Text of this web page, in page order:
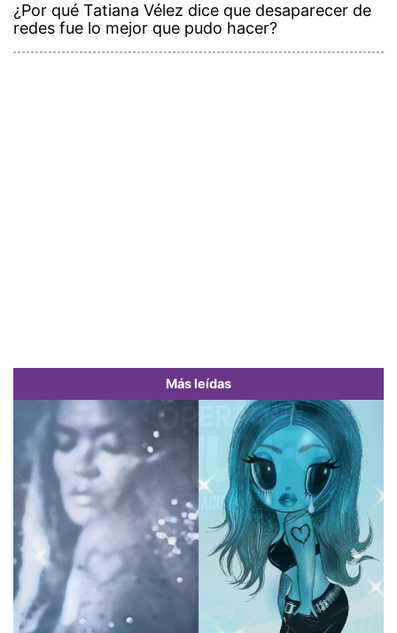
¿Por qué Tatiana Vélez dice que desaparecer de
redes fue lo mejor que pudo hacer?
Más leídas
Previous Next